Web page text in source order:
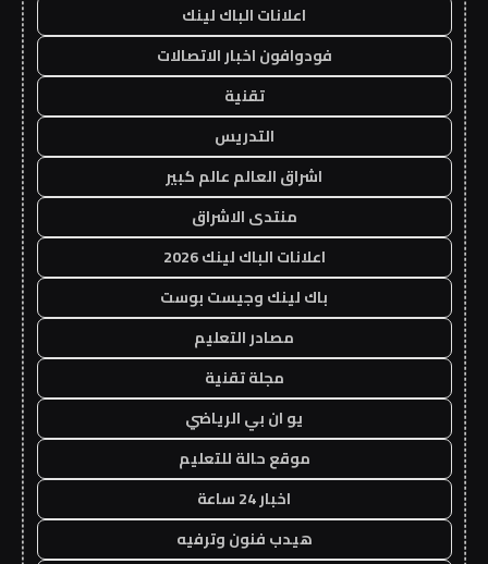
اعلانات الباك لينك
فودوافون اخبار الاتصالات
تقنية
التدريس
اشراق العالم عالم كبير
منتدى الاشراق
اعلانات الباك لينك 2026
باك لينك وجيست بوست
مصادر التعليم
مجلة تقنية
يو ان بي الرياضي
موقع حالة للتعليم
اخبار 24 ساعة
هيدب فنون وترفيه